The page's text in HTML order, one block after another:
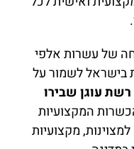
של עשרות אלפי
לשמור על
עוגן שבירו
המקצועיות
מקצועיות